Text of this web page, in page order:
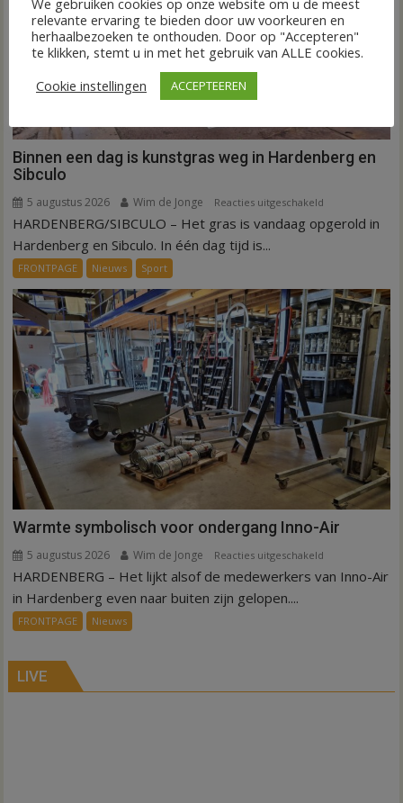
Binnen een dag is kunstgras weg in Hardenberg en
Sibculo
5 augustus 2026 Wim de Jonge Reacties uitgeschakeld
Binnen
kunstgras
weg
in
Hardenberg
en
Sibculo
HARDENBERG/SIBCULO – Het gras is vandaag opgerold in
Hardenberg en Sibculo. In één dag tijd is...
FRONTPAGE Nieuws Sport
Warmte symbolisch voor ondergang Inno-Air
5 augustus 2026 Wim de Jonge Reacties uitgeschakeld
Warmte
HARDENBERG – Het lijkt alsof de medewerkers van Inno-Air
in Hardenberg even naar buiten zijn gelopen....
FRONTPAGE Nieuws
LIVE
relevante ervaring te bieden door uw voorkeuren en
herhaalbezoeken te onthouden. Door op "Accepteren"
te klikken, stemt u in met het gebruik van ALLE cookies.
Cookie instellingen
ACCEPTEEREN